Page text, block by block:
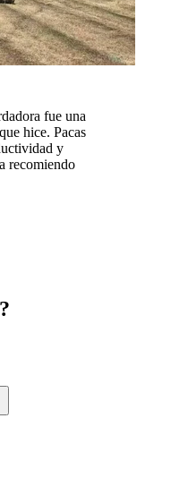
fue una
hice. Pacas
y
recomiendo